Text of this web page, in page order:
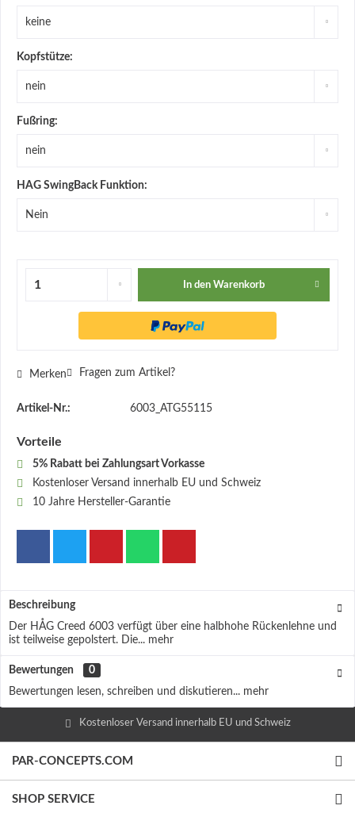
Kopfstütze:
Fußring:
HAG SwingBack Funktion:
In den Warenkorb
Merken Fragen zum Artikel?
Artikel-Nr.: 6003_ATG55115
Vorteile
5% Rabatt bei Zahlungsart Vorkasse
Kostenloser Versand innerhalb EU und Schweiz
10 Jahre Hersteller-Garantie
Beschreibung
Der HÅG Creed 6003 verfügt über eine halbhohe Rückenlehne und
ist teilweise gepolstert. Die... mehr
Bewertungen
0
Bewertungen lesen, schreiben und diskutieren... mehr
Kostenloser Versand innerhalb EU und Schweiz
PAR-CONCEPTS.COM
SHOP SERVICE